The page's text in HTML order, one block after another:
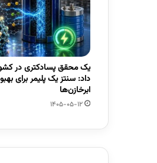
یک محقق پسادکتری در
داد: سنتز یک پلیمر برای
ابرخازن‌ها
1405-05-12